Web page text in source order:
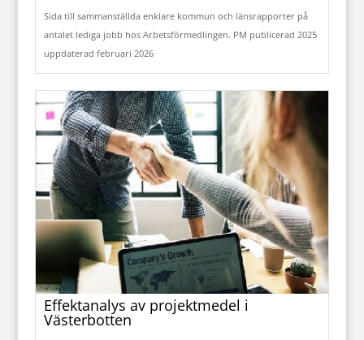
Sida till sammanställda enklare kommun och länsrapporter på
antalet lediga jobb hos Arbetsförmedlingen. PM publicerad 2025
uppdaterad februari 2026
Effektanalys av projektmedel i
Västerbotten